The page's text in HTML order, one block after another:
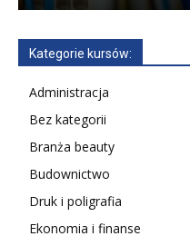
Kategorie kursów:
Administracja
Bez kategorii
Branża beauty
Budownictwo
Druk i poligrafia
Ekonomia i finanse